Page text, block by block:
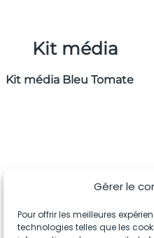
Gérer le
Pour offrir les meilleures
technologies telles que les
Kit média
Kit média Bleu Tomate